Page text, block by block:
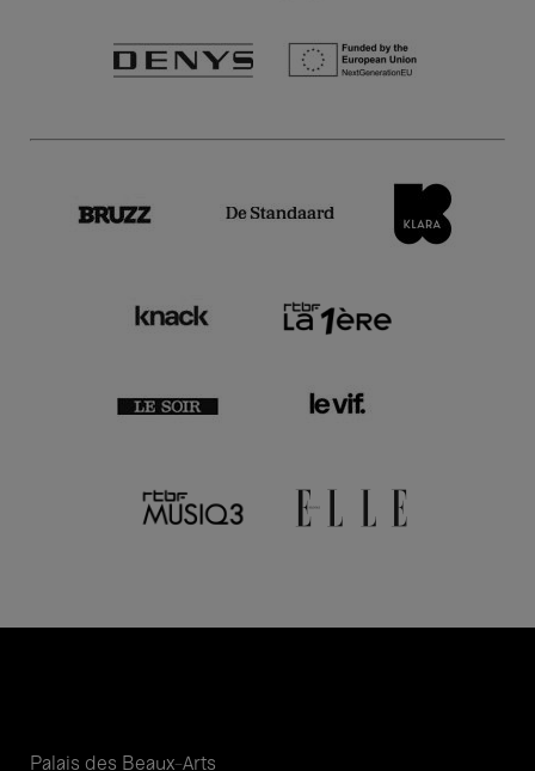
Palais des Beaux-Arts